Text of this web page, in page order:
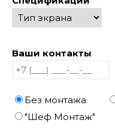
Ваши контакты
Без монтажа
"Шеф Монтаж"